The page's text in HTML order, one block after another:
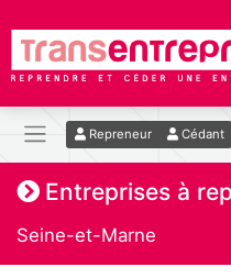
Repreneur Cédant
Entreprises à
Seine-et-Marne